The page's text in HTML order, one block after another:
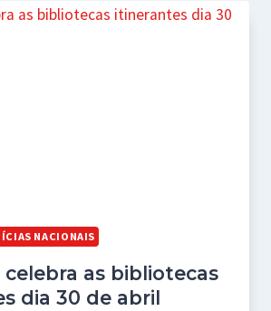
NACIONAIS
as bibliotecas
dia 30 de abril